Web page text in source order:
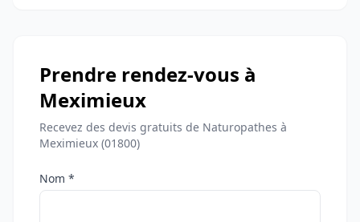
Prendre rendez-vous à
Meximieux
Recevez des devis gratuits de Naturopathes à
Meximieux (01800)
Nom *